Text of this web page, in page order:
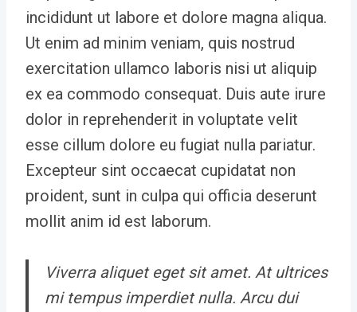
incididunt ut labore et dolore magna aliqua.
Ut enim ad minim veniam, quis nostrud
exercitation ullamco laboris nisi ut aliquip
ex ea commodo consequat. Duis aute irure
dolor in reprehenderit in voluptate velit
esse cillum dolore eu fugiat nulla pariatur.
Excepteur sint occaecat cupidatat non
proident, sunt in culpa qui officia deserunt
mollit anim id est laborum.
Viverra aliquet eget sit amet. At ultrices
mi tempus imperdiet nulla. Arcu dui